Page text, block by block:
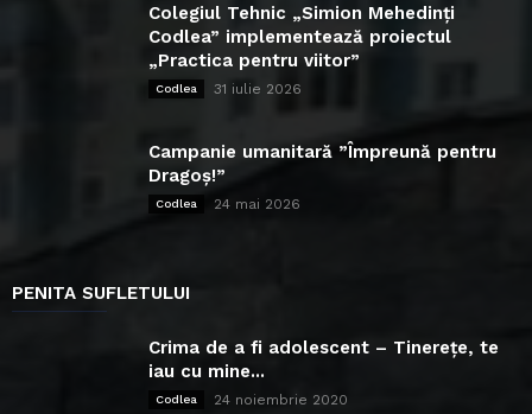
Colegiul Tehnic „Simion Mehedinți
Codlea” implementează proiectul
„Practica pentru viitor”
Codlea 31 iulie 2026
Campanie umanitară ”Împreună pentru
Dragoș!”
Codlea 24 mai 2026
PENITA SUFLETULUI
Crima de a fi adolescent – Tinerețe, te
iau cu mine...
Codlea 24 noiembrie 2020